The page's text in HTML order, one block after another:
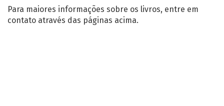
Para maiores informações sobre os livros, entre em
contato através das páginas acima.